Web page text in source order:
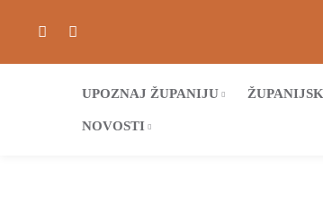
UPOZNAJ ŽUPANIJU
NOVOSTI